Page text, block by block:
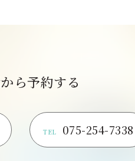
ら予約する
TEL 075-254-7338